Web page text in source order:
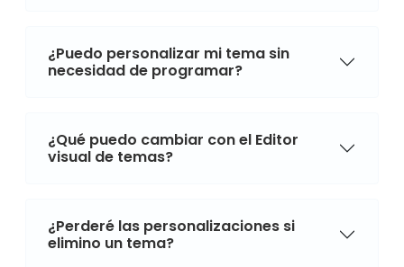
¿Puedo personalizar mi tema sin
necesidad de programar?
¿Qué puedo cambiar con el Editor
visual de temas?
¿Perderé las personalizaciones si
elimino un tema?